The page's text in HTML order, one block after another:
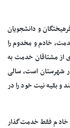
و دانشجویان
خادم و مخدوم را
از مشتاقان خدمت به
شهرستان است، سالی
بقیه نیت خود را در
خادم فقط خدمت‌گذار